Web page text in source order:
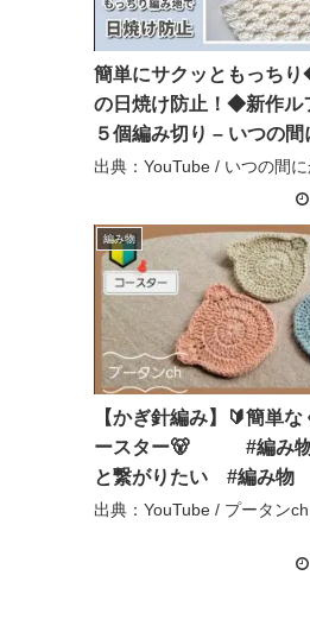
簡単にサクッともっち
の日焼け防止！◆新作ル
５個編み切り – いつの間
歳
出典：YouTube / いつの間
編み物
【かぎ針編み】🔰簡単な
ースター🐻 #編み物
と繋がりたい #編み
#ハンドメイド #あた
出典：YouTube / プータンch